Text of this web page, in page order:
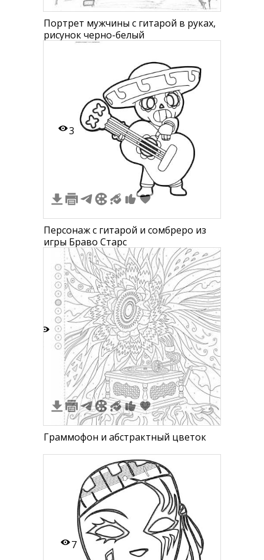
Портрет мужчины с гитарой в руках,
рисунок черно-белый
3
Персонаж с гитарой и сомбреро из
игры Браво Старс
Граммофон и абстрактный цветок
7